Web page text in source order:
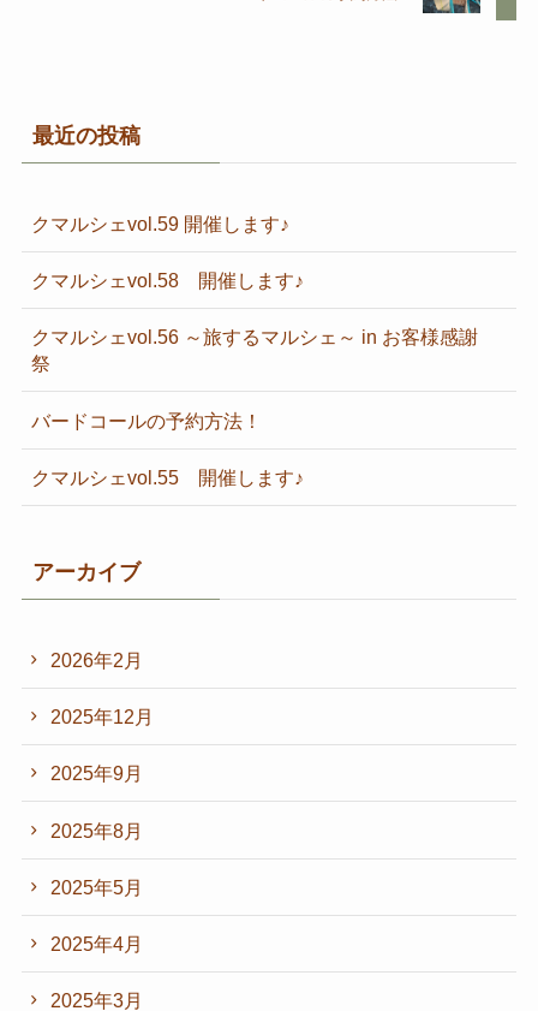
最近の投稿
クマルシェvol.59 開催します♪
クマルシェvol.58 開催します♪
クマルシェvol.56 ～旅するマルシェ～ in お客様感謝
祭
バードコールの予約方法！
クマルシェvol.55 開催します♪
アーカイブ
2026年2月
2025年12月
2025年9月
2025年8月
2025年5月
2025年4月
2025年3月